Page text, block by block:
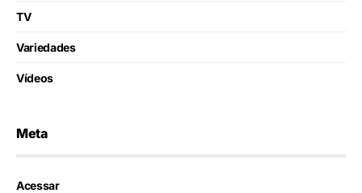
TV
Variedades
Vídeos
Meta
Acessar